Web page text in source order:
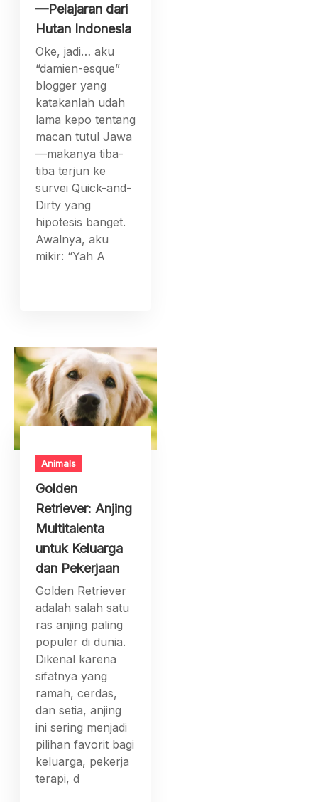
—Pelajaran dari
Hutan Indonesia
Oke, jadi… aku
“damien-esque”
blogger yang
katakanlah udah
lama kepo tentang
macan tutul Jawa
—makanya tiba-
tiba terjun ke
survei Quick-and-
Dirty yang
hipotesis banget.
Awalnya, aku
mikir: “Yah A
Animals
Golden
Retriever: Anjing
Multitalenta
untuk Keluarga
dan Pekerjaan
Golden Retriever
adalah salah satu
ras anjing paling
populer di dunia.
Dikenal karena
sifatnya yang
ramah, cerdas,
dan setia, anjing
ini sering menjadi
pilihan favorit bagi
keluarga, pekerja
terapi, d